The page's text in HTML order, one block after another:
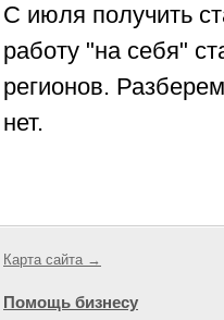
С июля получить
работу "на себя"
регионов.
нет.
Карта сайта →
Помощь бизнесу